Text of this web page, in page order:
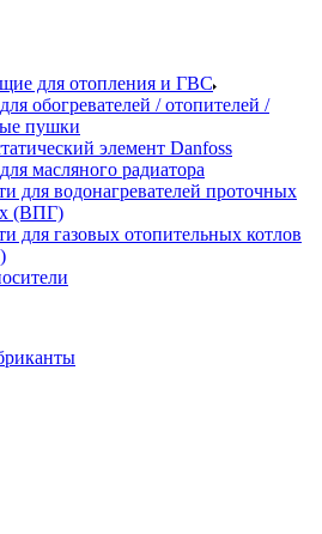
для отопления и ГВС
обогревателей / отопителей /
пушки
элемент Danfoss
масляного радиатора
для водонагревателей проточных
(ВПГ)
для газовых отопительных котлов